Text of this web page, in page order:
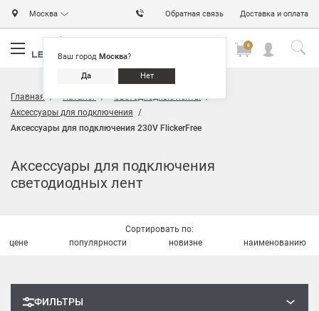
Москва
Ваш город Москва?
Да Нет
Обратная связь Доставка и оплата
0
Главная Каталог
Светодиодные ленты
Аксессуары для подключения
Аксессуары для подключения 230V FlickerFree
Аксессуары для подключения
светодиодных лент
ФИЛЬТРЫ
Сортировать по:
цене
популярности новизне наименованию